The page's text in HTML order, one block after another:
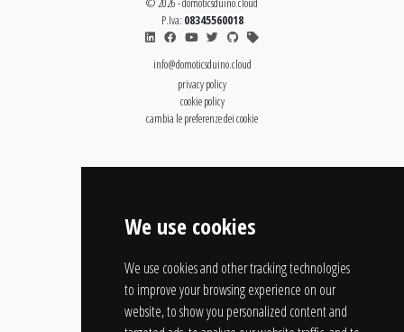
We use cookies
We use cookies and other tracking technologies
to improve your browsing experience on our
website, to show you personalized content and
P.Iva: 08345560018
info@domoticsduino.cloud
privacy policy
cookie policy
cambia le preferenze dei cookie